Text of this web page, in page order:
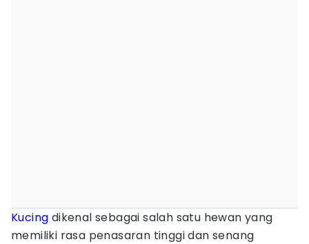
Kucing dikenal sebagai salah satu hewan yang
memiliki rasa penasaran tinggi dan senang